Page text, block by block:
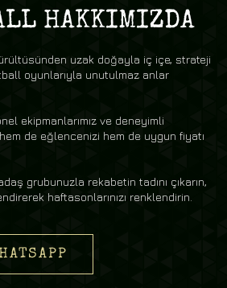
HAKKIMIZDA
uzak doğayla iç içe, strateji
oyunlarıyla unutulmaz anlar
ekipmanlarımız ve deneyimli
de eğlencenizi hem de uygun fiyatı
grubunuzla rekabetin tadını çıkarın,
haftasonlarınızı renklendirin.